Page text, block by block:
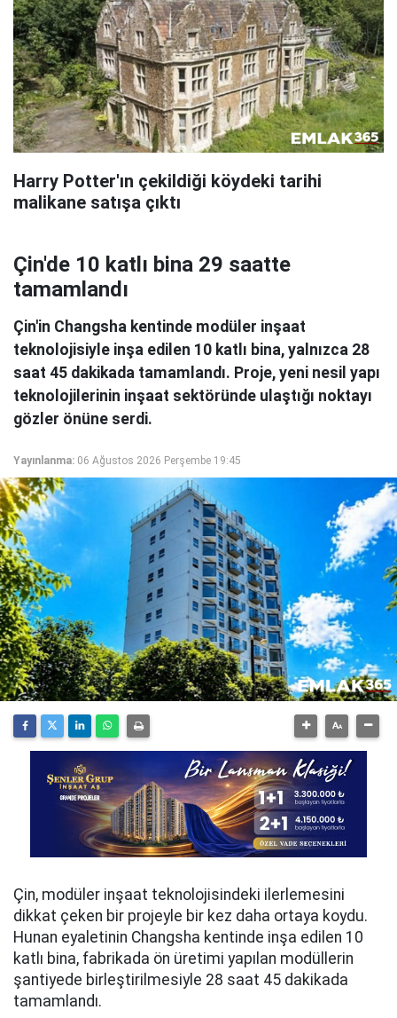
Harry Potter'ın çekildiği köydeki tarihi
malikane satışa çıktı
Çin'de 10 katlı bina 29 saatte
tamamlandı
Çin'in Changsha kentinde modüler inşaat
teknolojisiyle inşa edilen 10 katlı bina, yalnızca 28
saat 45 dakikada tamamlandı. Proje, yeni nesil yapı
teknolojilerinin inşaat sektöründe ulaştığı noktayı
gözler önüne serdi.
Yayınlanma: 06 Ağustos 2026 Perşembe 19:45
Çin, modüler inşaat teknolojisindeki ilerlemesini
dikkat çeken bir projeyle bir kez daha ortaya koydu.
Hunan eyaletinin Changsha kentinde inşa edilen 10
katlı bina, fabrikada ön üretimi yapılan modüllerin
şantiyede birleştirilmesiyle 28 saat 45 dakikada
tamamlandı.